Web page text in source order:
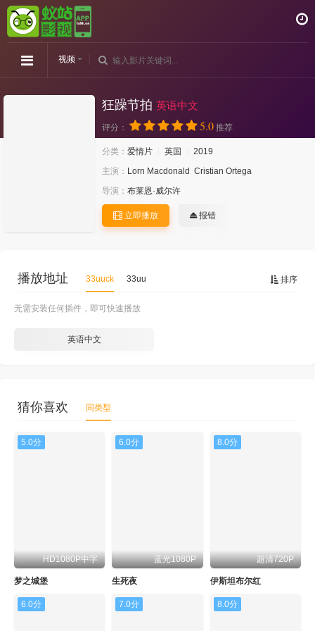
视频
狂躁节拍 英语中文
评分： 5.0 推荐
分类： 爱情片 英国
2019
主演： Lorn Macdonald Cristian Ortega
导演： 布莱恩·威尔许
立即播放 报错
排序
播放地址 33uuck 33uu
无需安装任何插件，即可快速播放
英语中文
猜你喜欢 同类型
5.0分
HD1080P中字
梦之城堡
6.0分
蓝光1080P
生死夜
8.0分
超清720P
伊斯坦布尔红
6.0分 7.0分 8.0分